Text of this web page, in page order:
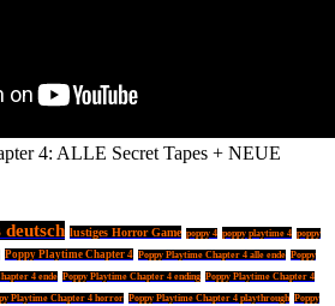
4: ALLE Secret Tapes + NEUE
lustiges Horror Game poppy 4 poppy playtime 4 poppy
Poppy Playtime Chapter 4 Poppy Playtime Chapter 4 alle ende Poppy
4 ende Poppy Playtime Chapter 4 ending Poppy Playtime Chapter 4
Playtime Chapter 4 horror Poppy Playtime Chapter 4 playthrough Poppy